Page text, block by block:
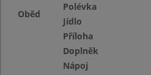
Oběd
Polévka
Jídlo
Příloha
Doplněk
Nápoj